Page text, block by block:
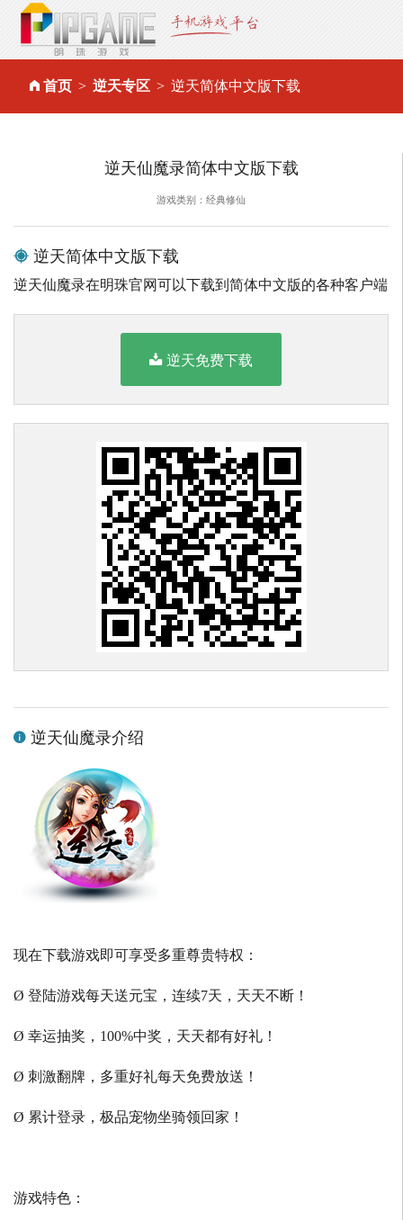
首页 逆天专区 逆天简体中文版下载
逆天仙魔录简体中文版下载
游戏类别：经典修仙
逆天简体中文版下载
逆天仙魔录在明珠官网可以下载到简体中文版的各种客户端
逆天免费下载
逆天仙魔录介绍
现在下载游戏即可享受多重尊贵特权：
Ø 登陆游戏每天送元宝，连续7天，天天不断！
Ø 幸运抽奖，100%中奖，天天都有好礼！
Ø 刺激翻牌，多重好礼每天免费放送！
Ø 累计登录，极品宠物坐骑领回家！
游戏特色：